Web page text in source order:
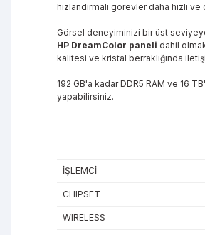
hızlandırmalı görevler daha hızlı
Görsel deneyiminizi bir üst
HP DreamColor paneli dahil
kalitesi ve kristal berraklığında
192 GB'a kadar DDR5 RAM ve 16
yapabilirsiniz.
İŞLEMCİ
CHIPSET
WIRELESS